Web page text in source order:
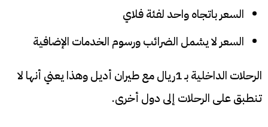
السعر باتجاه واحد لفئة فلاي
السعر لا يشمل الضرائب ورسوم الخدمات الإضافية​
الرحلات الداخلية بـ 1ريال مع طيران أديل وهذا يعني أنها لا
تنطبق على الرحلات إلى دول أخرى.